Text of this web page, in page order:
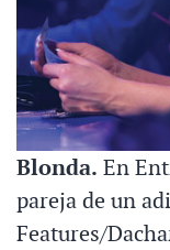
Blonda. En
pareja de un
Features/